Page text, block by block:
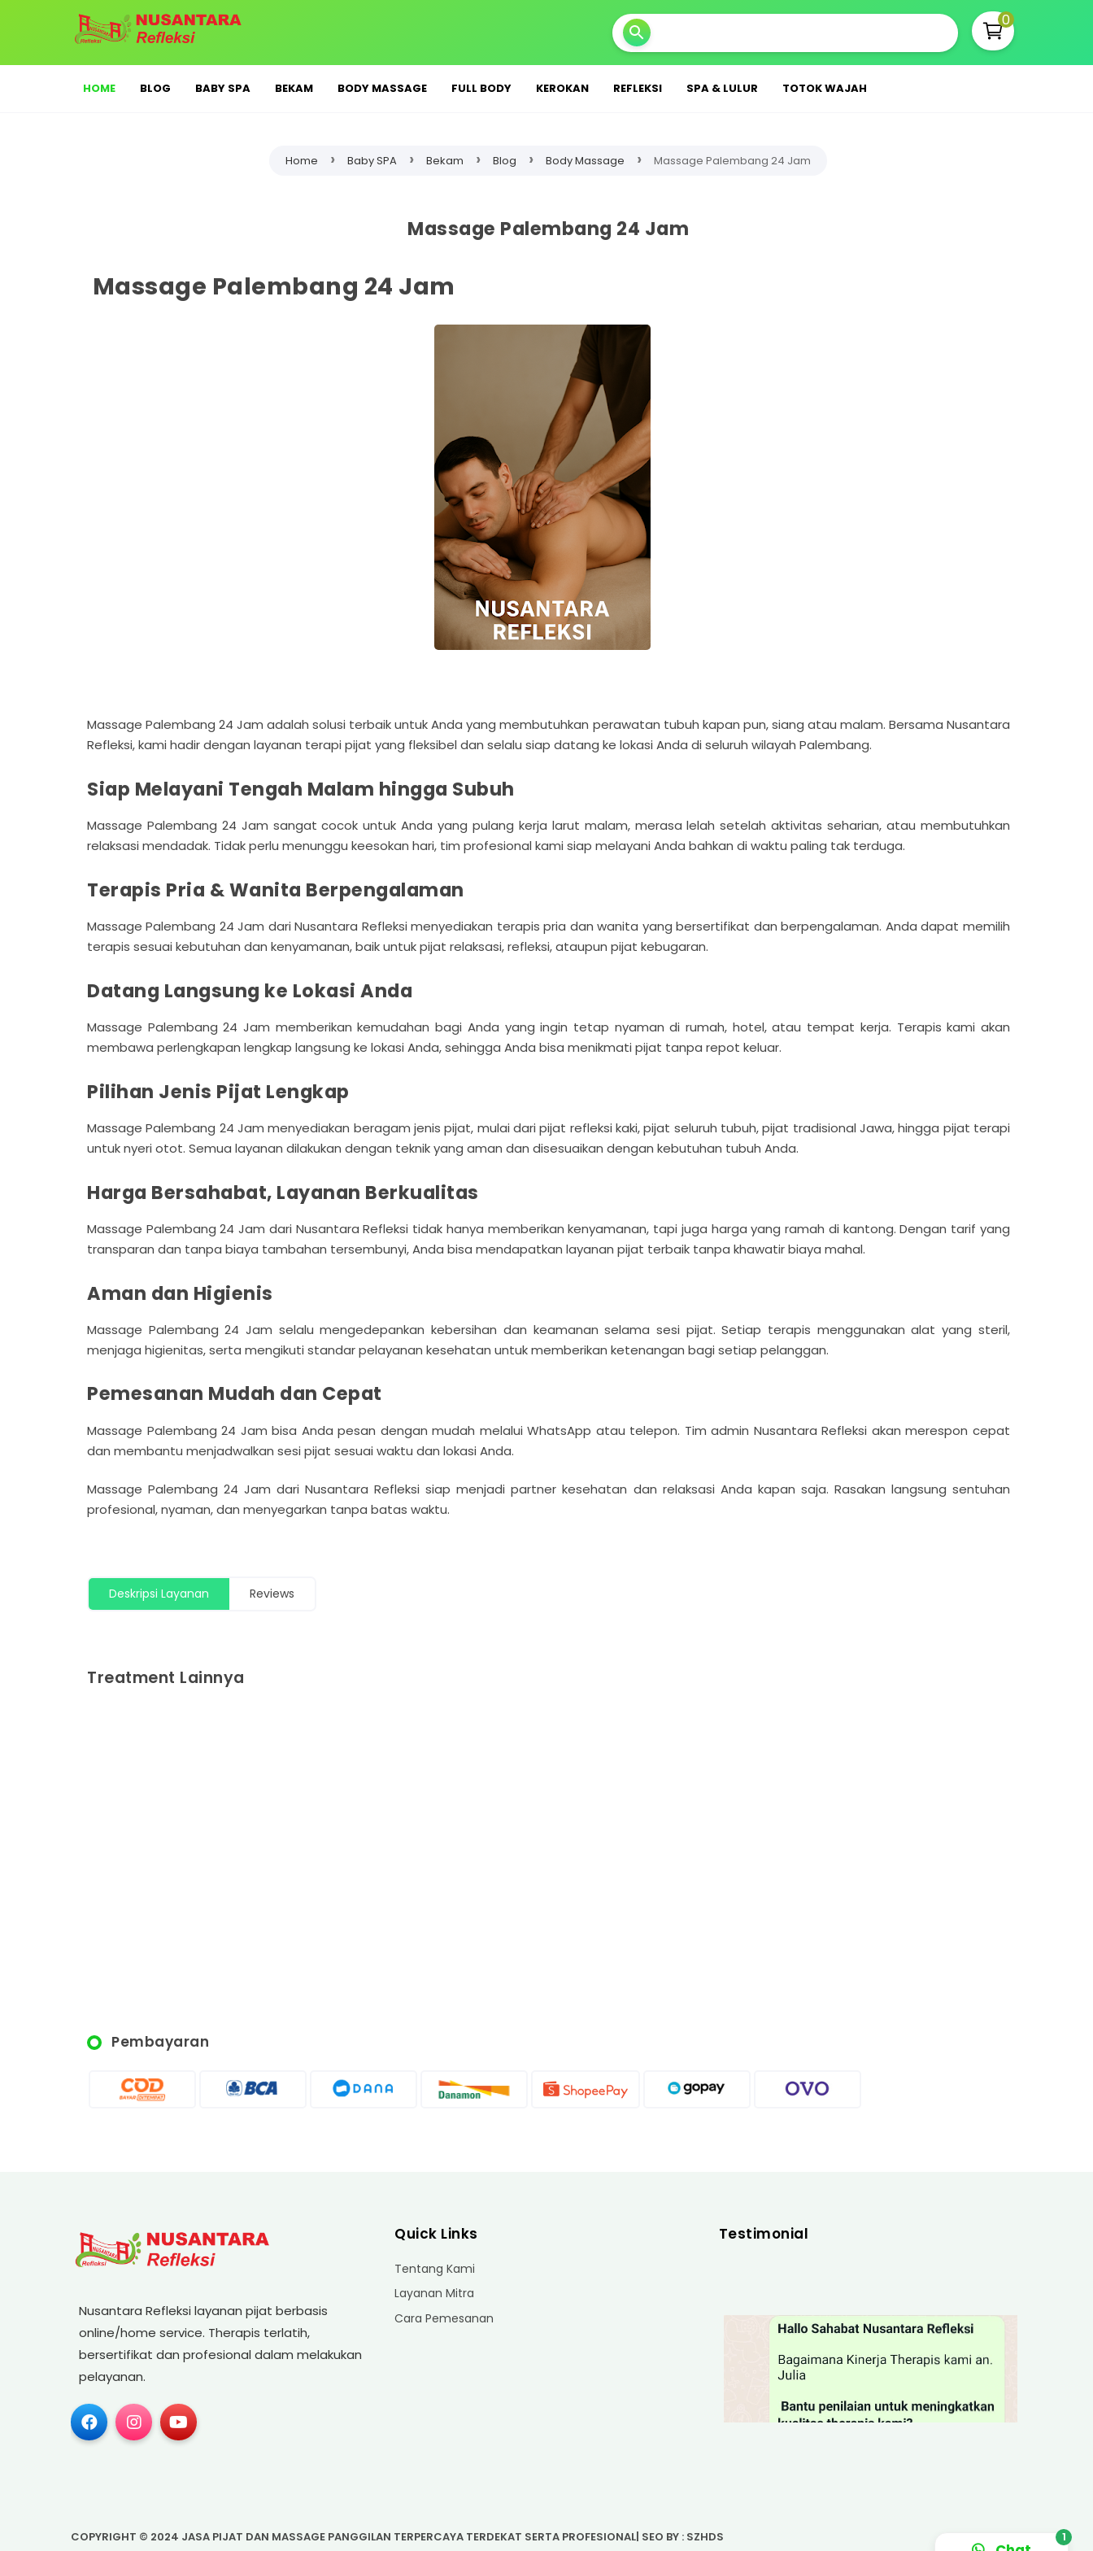
0
HOME BLOG BABY SPA BEKAM BODY MASSAGE FULL BODY KEROKAN REFLEKSI SPA & LULUR TOTOK WAJAH
Home › Baby SPA › Bekam › Blog › Body Massage › Massage Palembang 24 Jam
Massage Palembang 24 Jam
Massage Palembang 24 Jam
Massage Palembang 24 Jam adalah solusi terbaik untuk Anda yang membutuhkan perawatan tubuh kapan pun, siang atau malam. Bersama Nusantara
Refleksi, kami hadir dengan layanan terapi pijat yang fleksibel dan selalu siap datang ke lokasi Anda di seluruh wilayah Palembang.
Siap Melayani Tengah Malam hingga Subuh
Massage Palembang 24 Jam sangat cocok untuk Anda yang pulang kerja larut malam, merasa lelah setelah aktivitas seharian, atau membutuhkan
relaksasi mendadak. Tidak perlu menunggu keesokan hari, tim profesional kami siap melayani Anda bahkan di waktu paling tak terduga.
Terapis Pria & Wanita Berpengalaman
Massage Palembang 24 Jam dari Nusantara Refleksi menyediakan terapis pria dan wanita yang bersertifikat dan berpengalaman. Anda dapat memilih
terapis sesuai kebutuhan dan kenyamanan, baik untuk pijat relaksasi, refleksi, ataupun pijat kebugaran.
Datang Langsung ke Lokasi Anda
Massage Palembang 24 Jam memberikan kemudahan bagi Anda yang ingin tetap nyaman di rumah, hotel, atau tempat kerja. Terapis kami akan
membawa perlengkapan lengkap langsung ke lokasi Anda, sehingga Anda bisa menikmati pijat tanpa repot keluar.
Pilihan Jenis Pijat Lengkap
Massage Palembang 24 Jam menyediakan beragam jenis pijat, mulai dari pijat refleksi kaki, pijat seluruh tubuh, pijat tradisional Jawa, hingga pijat terapi
untuk nyeri otot. Semua layanan dilakukan dengan teknik yang aman dan disesuaikan dengan kebutuhan tubuh Anda.
Harga Bersahabat, Layanan Berkualitas
Massage Palembang 24 Jam dari Nusantara Refleksi tidak hanya memberikan kenyamanan, tapi juga harga yang ramah di kantong. Dengan tarif yang
transparan dan tanpa biaya tambahan tersembunyi, Anda bisa mendapatkan layanan pijat terbaik tanpa khawatir biaya mahal.
Aman dan Higienis
Massage Palembang 24 Jam selalu mengedepankan kebersihan dan keamanan selama sesi pijat. Setiap terapis menggunakan alat yang steril,
menjaga higienitas, serta mengikuti standar pelayanan kesehatan untuk memberikan ketenangan bagi setiap pelanggan.
Pemesanan Mudah dan Cepat
Massage Palembang 24 Jam bisa Anda pesan dengan mudah melalui WhatsApp atau telepon. Tim admin Nusantara Refleksi akan merespon cepat
dan membantu menjadwalkan sesi pijat sesuai waktu dan lokasi Anda.
Massage Palembang 24 Jam dari Nusantara Refleksi siap menjadi partner kesehatan dan relaksasi Anda kapan saja. Rasakan langsung sentuhan
profesional, nyaman, dan menyegarkan tanpa batas waktu.
Deskripsi Layanan Reviews
Treatment Lainnya
Pembayaran
Nusantara Refleksi layanan pijat berbasis
online/home service. Therapis terlatih,
bersertifikat dan profesional dalam melakukan
pelayanan.
Quick Links
Tentang Kami
Layanan Mitra
Cara Pemesanan
Testimonial
COPYRIGHT © 2024 JASA PIJAT DAN MASSAGE PANGGILAN TERPERCAYA TERDEKAT SERTA PROFESIONAL| SEO BY : SZHDS